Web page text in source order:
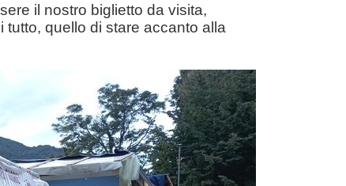
il nostro biglietto da visita,
quello di stare accanto alla